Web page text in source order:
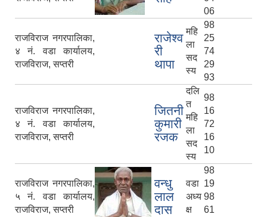
06
राजविराज नगरपालिका,
४ नं. वडा कार्यालय,
राजविराज, सप्तरी
राजेश्व
री
थापा
महि
ला
सद
स्य
98
25
74
29
93
राजविराज नगरपालिका,
४ नं. वडा कार्यालय,
राजविराज, सप्तरी
जितनी
कुमारी
रजक
दलि
त
महि
ला
सद
स्य
98
16
72
16
10
राजविराज नगरपालिका,
५ नं. वडा कार्यालय,
राजविराज, सप्तरी
वन्धु
लाल
दास
वडा
अध्य
क्ष
98
19
98
61